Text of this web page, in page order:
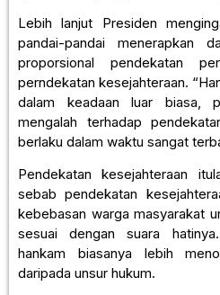
Lebih lanjut Presiden
pandai-pandai menerapkan
proporsional pendekatan
perndekatan kesejahteraan.
dalam keadaan luar biasa,
mengalah terhadap
berlaku dalam waktu sangat
Pendekatan kesejahteraan
sebab pendekatan
kebebasan warga masyarakat
sesuai dengan suara
hankam biasanya lebih
daripada unsur hukum.